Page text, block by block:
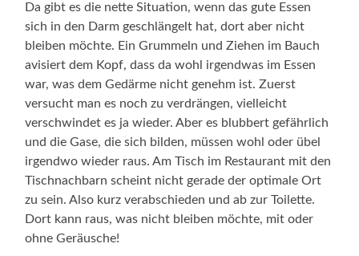
Da gibt es die nette Situation, wenn das gute Essen
sich in den Darm geschlängelt hat, dort aber nicht
bleiben möchte. Ein Grummeln und Ziehen im Bauch
avisiert dem Kopf, dass da wohl irgendwas im Essen
war, was dem Gedärme nicht genehm ist. Zuerst
versucht man es noch zu verdrängen, vielleicht
verschwindet es ja wieder. Aber es blubbert gefährlich
und die Gase, die sich bilden, müssen wohl oder übel
irgendwo wieder raus. Am Tisch im Restaurant mit den
Tischnachbarn scheint nicht gerade der optimale Ort
zu sein. Also kurz verabschieden und ab zur Toilette.
Dort kann raus, was nicht bleiben möchte, mit oder
ohne Geräusche!